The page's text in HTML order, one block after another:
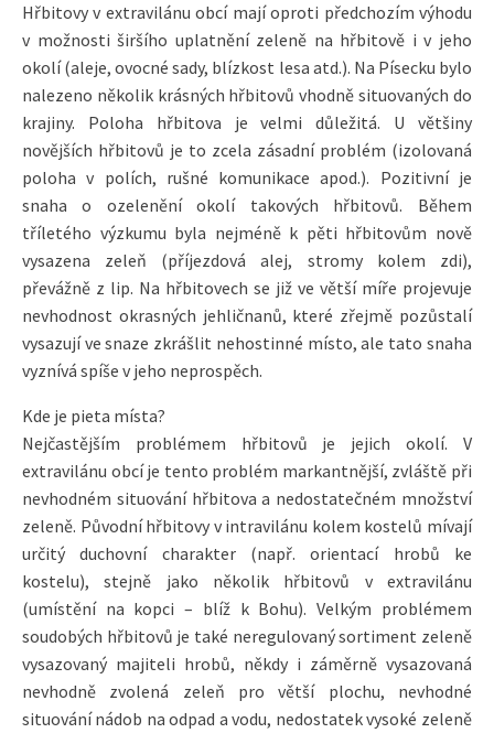
Hřbitovy v extravilánu obcí mají oproti předchozím výhodu
v možnosti širšího uplatnění zeleně na hřbitově i v jeho
okolí (aleje, ovocné sady, blízkost lesa atd.). Na Písecku bylo
nalezeno několik krásných hřbitovů vhodně situovaných do
krajiny. Poloha hřbitova je velmi důležitá. U většiny
novějších hřbitovů je to zcela zásadní problém (izolovaná
poloha v polích, rušné komunikace apod.). Pozitivní je
snaha o ozelenění okolí takových hřbitovů. Během
tříletého výzkumu byla nejméně k pěti hřbitovům nově
vysazena zeleň (příjezdová alej, stromy kolem zdi),
převážně z lip. Na hřbitovech se již ve větší míře projevuje
nevhodnost okrasných jehličnanů, které zřejmě pozůstalí
vysazují ve snaze zkrášlit nehostinné místo, ale tato snaha
vyznívá spíše v jeho neprospěch.
Kde je pieta místa?
Nejčastějším problémem hřbitovů je jejich okolí. V
extravilánu obcí je tento problém markantnější, zvláště při
nevhodném situování hřbitova a nedostatečném množství
zeleně. Původní hřbitovy v intravilánu kolem kostelů mívají
určitý duchovní charakter (např. orientací hrobů ke
kostelu), stejně jako několik hřbitovů v extravilánu
(umístění na kopci – blíž k Bohu). Velkým problémem
soudobých hřbitovů je také neregulovaný sortiment zeleně
vysazovaný majiteli hrobů, někdy i záměrně vysazovaná
nevhodně zvolená zeleň pro větší plochu, nevhodné
situování nádob na odpad a vodu, nedostatek vysoké zeleně